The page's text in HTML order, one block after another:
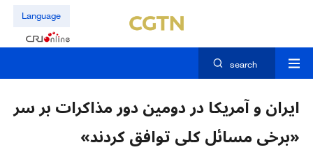
Language
search
ایران و آمریکا در دومین دور مذاکرات بر سر
«برخی مسائل کلی توافق کردند»